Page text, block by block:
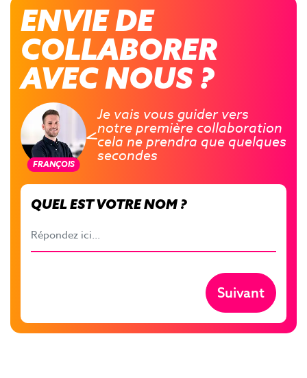
ENVIE DE
COLLABORER
AVEC NOUS ?
FRANÇOIS
Je vais vous guider vers
notrepremière collaboration
cela neprendra que quelques
secondes
QUEL EST VOTRE NOM ?